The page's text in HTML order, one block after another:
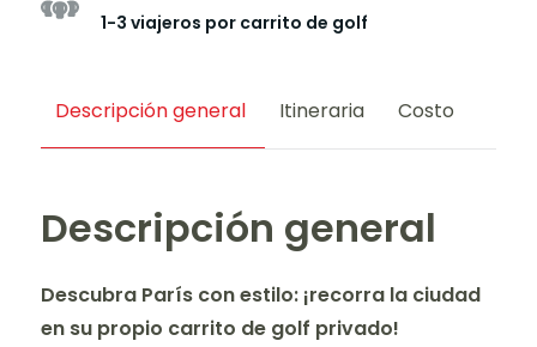
1-3 viajeros por carrito de golf
Descripción general Itineraria Costo
Descripción general
Descubra París con estilo: ¡recorra la ciudad
en su propio carrito de golf privado!